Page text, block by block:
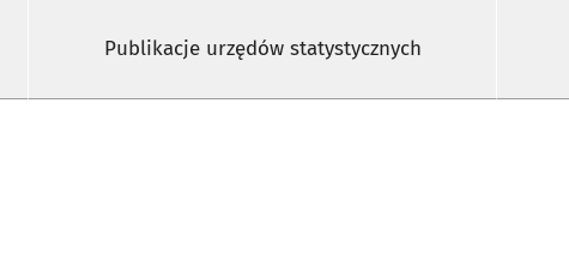
Publikacje urzędów statystycznych